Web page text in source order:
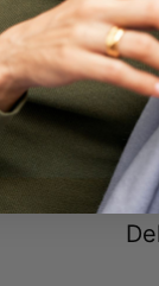
100 dages